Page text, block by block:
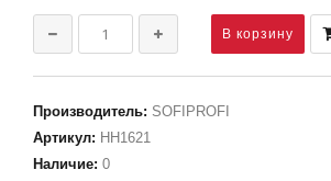
Производитель: SOFIPROFI
Артикул: НН1621
Наличие: 0